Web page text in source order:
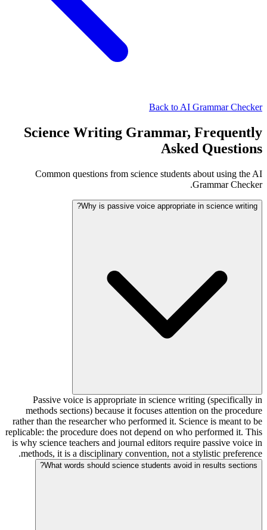
Back to AI Grammar Checker
Science Writing Grammar, Frequently
Asked Questions
Common questions from science students about using the AI
Grammar Checker.
Why is passive voice appropriate in science writing?
Passive voice is appropriate in science writing (specifically in
methods sections) because it focuses attention on the procedure
rather than the researcher who performed it. Science is meant to be
replicable: the procedure does not depend on who performed it. This
is why science teachers and journal editors require passive voice in
methods, it is a disciplinary convention, not a stylistic preference.
What words should science students avoid in results sections?